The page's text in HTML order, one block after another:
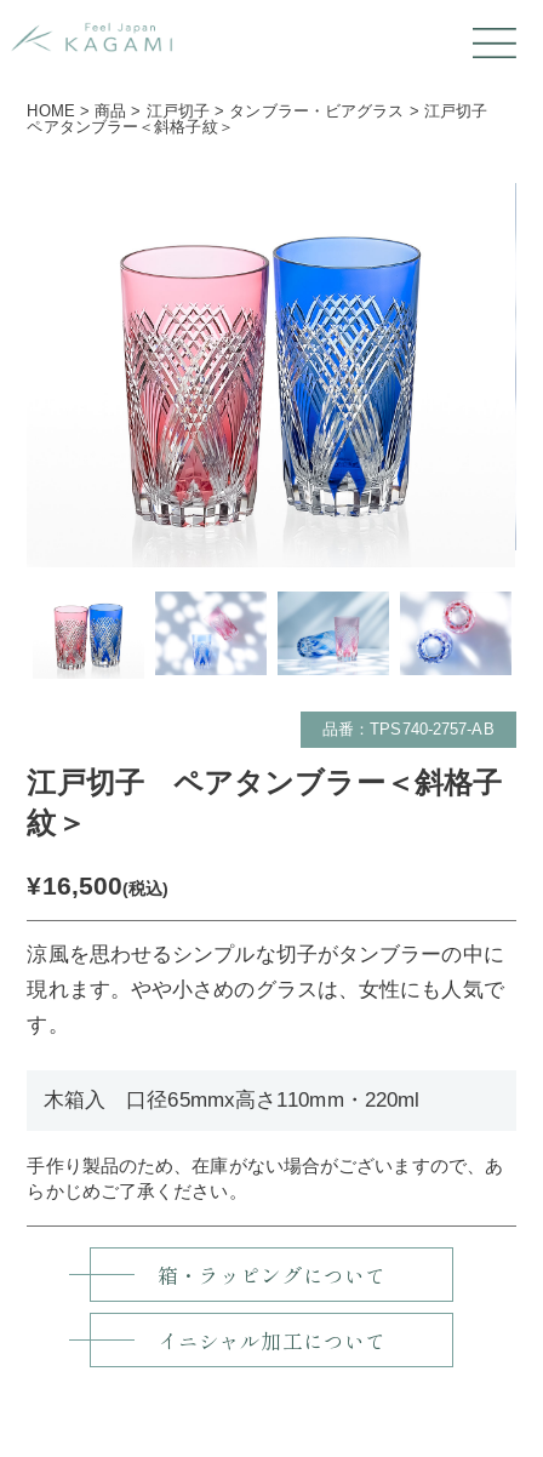
HOME >商品 > 江戸切子 > タンブラー・ビアグラス > 江戸切子
ペアタンブラー＜斜格子紋＞
品番：TPS740-2757-AB
江戸切子 ペアタンブラー＜斜格子
紋＞
¥16,500(税込)
涼風を思わせるシンプルな切子がタンブラーの中に
現れます。やや小さめのグラスは、女性にも人気で
す。
木箱入 口径65mmx高さ110mm・220ml
手作り製品のため、在庫がない場合がございますので、あ
らかじめご了承ください。
箱・ラッピングについて
イニシャル加工について